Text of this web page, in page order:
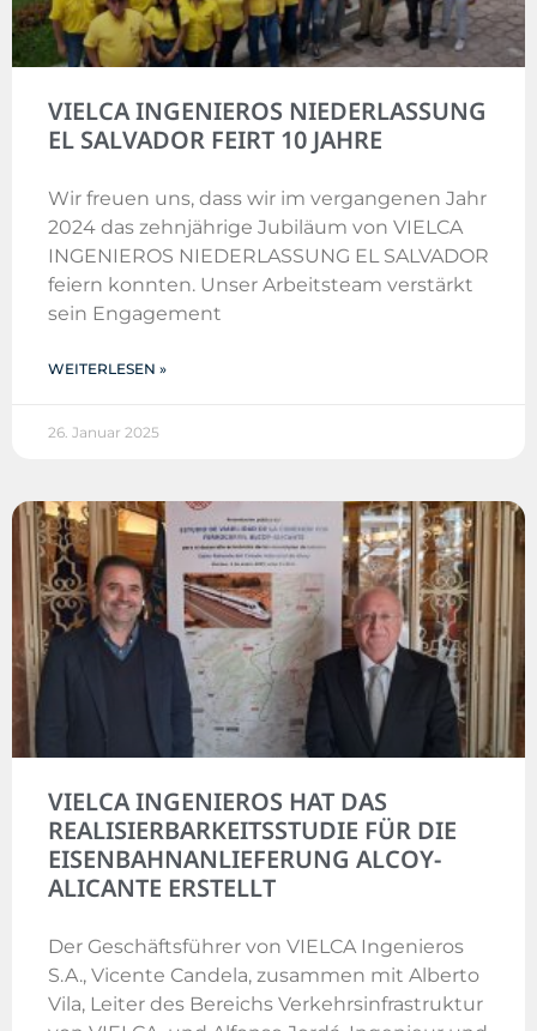
VIELCA INGENIEROS NIEDERLASSUNG
EL SALVADOR FEIRT 10 JAHRE
Wir freuen uns, dass wir im vergangenen Jahr
2024 das zehnjährige Jubiläum von VIELCA
INGENIEROS NIEDERLASSUNG EL SALVADOR
feiern konnten. Unser Arbeitsteam verstärkt
sein Engagement
WEITERLESEN »
26. Januar 2025
VIELCA INGENIEROS HAT DAS
REALISIERBARKEITSSTUDIE FÜR DIE
EISENBAHNANLIEFERUNG ALCOY-
ALICANTE ERSTELLT
Der Geschäftsführer von VIELCA Ingenieros
S.A., Vicente Candela, zusammen mit Alberto
Vila, Leiter des Bereichs Verkehrsinfrastruktur